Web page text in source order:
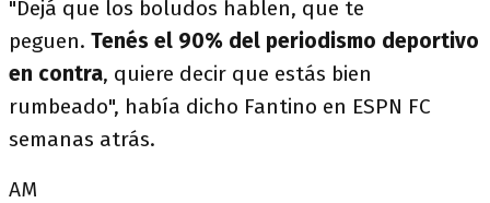
"Dejá que los boludos hablen, que te
peguen. Tenés el 90% del periodismo deportivo
en contra, quiere decir que estás bien
rumbeado", había dicho Fantino en ESPN FC
semanas atrás.
AM